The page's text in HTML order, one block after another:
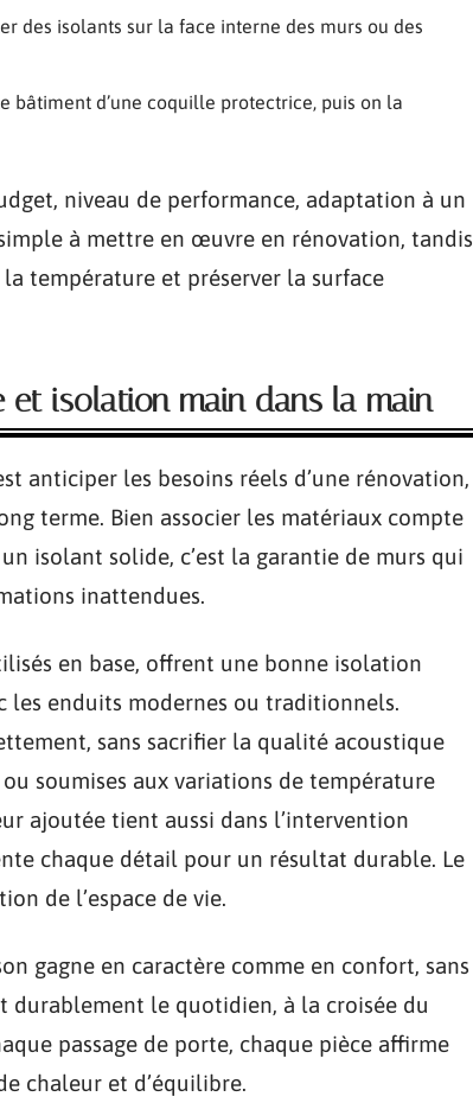
des isolants sur la face interne des murs ou des
bâtiment d’une coquille protectrice, puis on la
niveau de performance, adaptation à un
à mettre en œuvre en rénovation, tandis
la température et préserver la surface
et isolation main dans la main
anticiper les besoins réels d’une rénovation,
terme. Bien associer les matériaux compte
isolant solide, c’est la garantie de murs qui
inattendues.
en base, offrent une bonne isolation
enduits modernes ou traditionnels.
sans sacrifier la qualité acoustique
ou soumises aux variations de température
ajoutée tient aussi dans l’intervention
chaque détail pour un résultat durable. Le
de l’espace de vie.
gagne en caractère comme en confort, sans
durablement le quotidien, à la croisée du
passage de porte, chaque pièce affirme
chaleur et d’équilibre.